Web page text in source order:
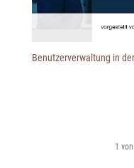
Benutzerverwaltung in
1 von